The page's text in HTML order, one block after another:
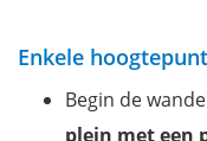
Enkele
Begin de
plein met een